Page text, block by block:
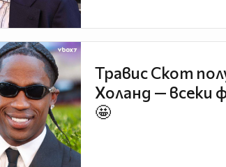
Травис Скот
Холанд — всеки
🤩